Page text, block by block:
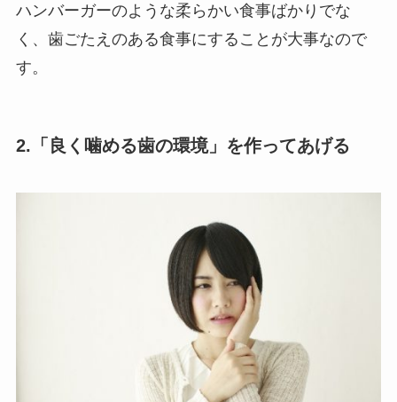
ハンバーガーのような柔らかい食事ばかりでな
く、⻭ごたえのある食事にすることが大事なので
す。
2.「良く噛める歯の環境」を作ってあげる